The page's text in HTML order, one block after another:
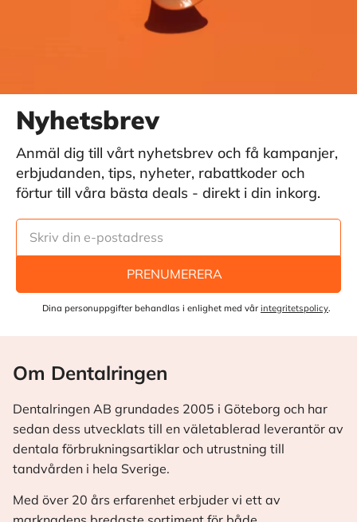
Nyhetsbrev
Anmäl dig till vårt nyhetsbrev och få kampanjer,
erbjudanden, tips, nyheter, rabattkoder och
förtur till våra bästa deals - direkt i din inkorg.
PRENUMERERA
Dina personuppgifter behandlas i enlighet med vår integritetspolicy.
Om Dentalringen
Dentalringen AB grundades 2005 i Göteborg och har
sedan dess utvecklats till en väletablerad leverantör av
dentala förbrukningsartiklar och utrustning till
tandvården i hela Sverige.
Med över 20 års erfarenhet erbjuder vi ett av